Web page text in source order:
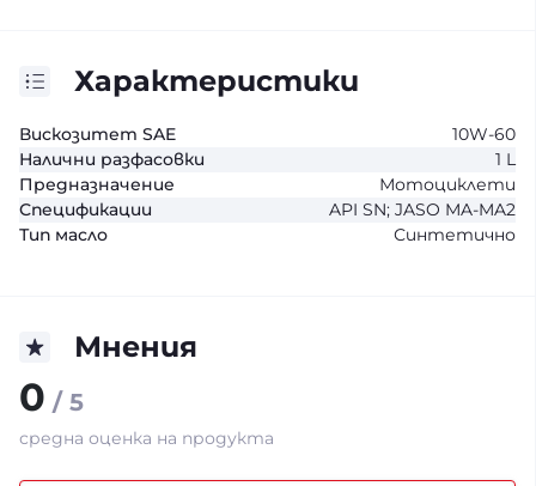
Характеристики
Вискозитет SAE
10W-60
Налични разфасовки
1 L
Предназначение
Мотоциклети
Спецификации
API SN; JASO MA-MA2
Тип масло
Синтетично
Мнения
0 / 5
средна оценка на продукта